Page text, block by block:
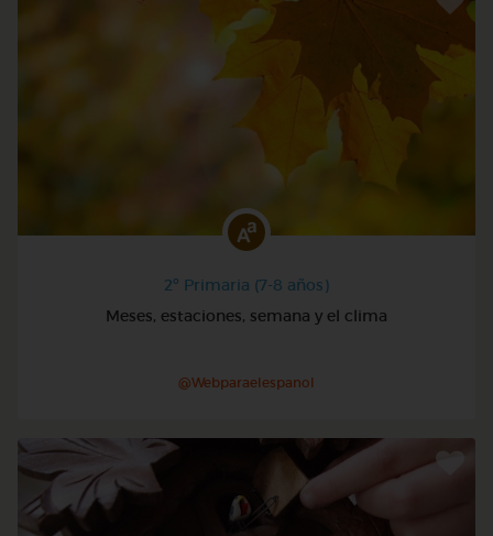
2º Primaria (7-8 años)
Meses, estaciones, semana y el clima
@Webparaelespanol